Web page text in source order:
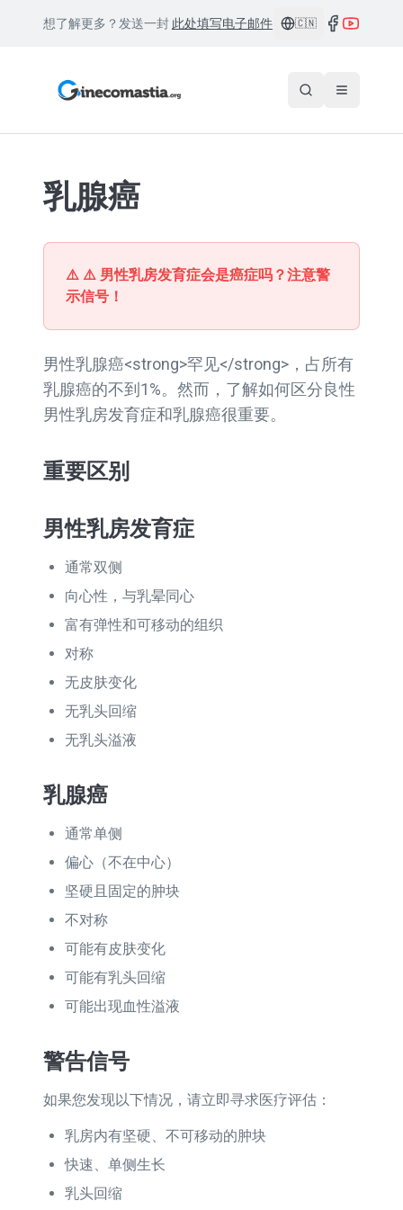
想了解更多？发送一封 此处填写电子邮件 🇨🇳
乳腺癌
⚠️ ⚠️ 男性乳房发育症会是癌症吗？注意警
示信号！
男性乳腺癌<strong>罕见</strong>，占所有
乳腺癌的不到1%。然而，了解如何区分良性
男性乳房发育症和乳腺癌很重要。
重要区别
男性乳房发育症
通常双侧
向心性，与乳晕同心
富有弹性和可移动的组织
对称
无皮肤变化
无乳头回缩
无乳头溢液
乳腺癌
通常单侧
偏心（不在中心）
坚硬且固定的肿块
不对称
可能有皮肤变化
可能有乳头回缩
可能出现血性溢液
警告信号
如果您发现以下情况，请立即寻求医疗评估：
乳房内有坚硬、不可移动的肿块
快速、单侧生长
乳头回缩